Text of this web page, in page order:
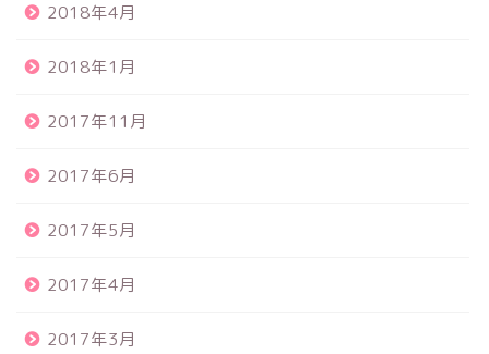
2018年4月
2018年1月
2017年11月
2017年6月
2017年5月
2017年4月
2017年3月